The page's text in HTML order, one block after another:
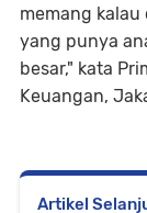
memang
yang punya
besar," kata
Keuangan,
Artikel